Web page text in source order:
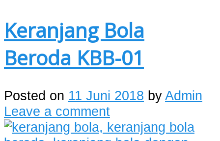
Keranjang Bola
Beroda KBB-01
Posted on 11 Juni 2018 byAdmin
Leave a comment